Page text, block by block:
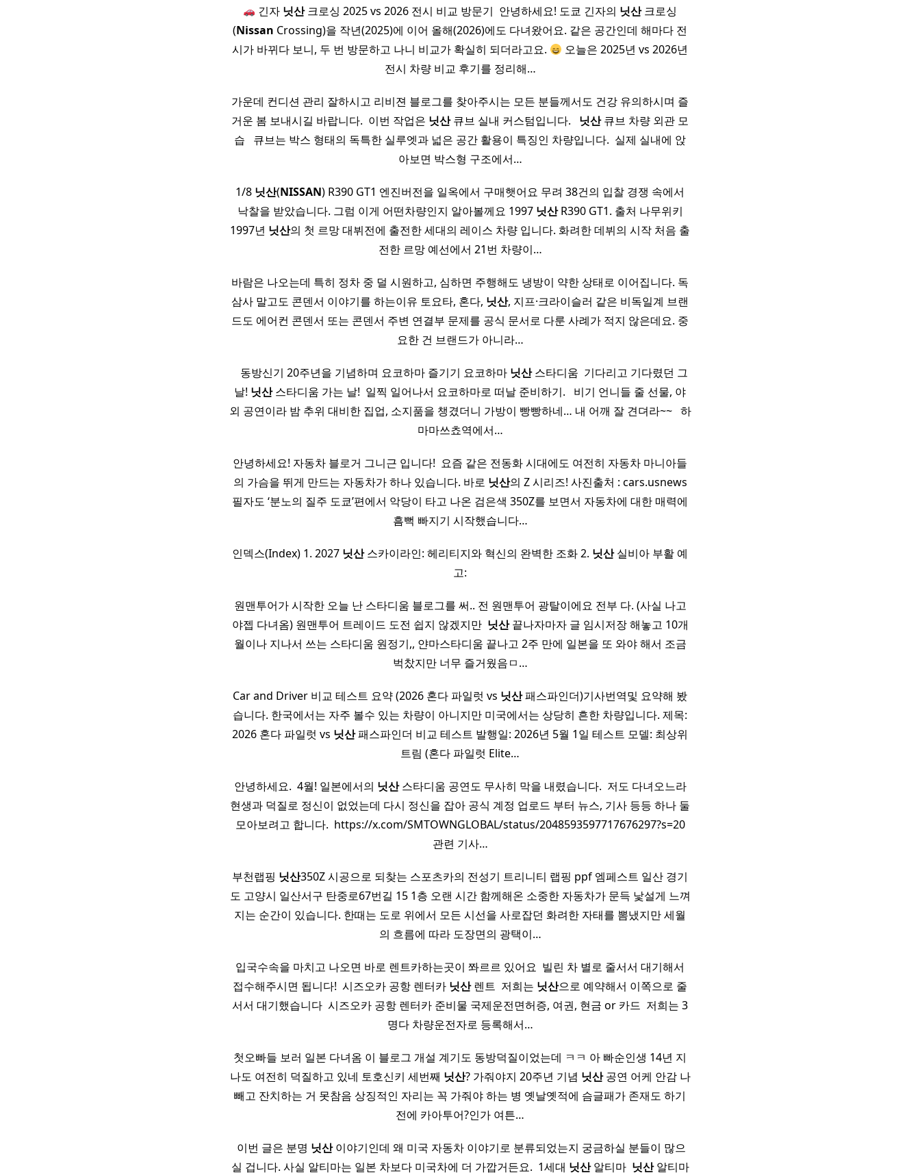
긴자 닛산크로싱 2025 vs 2026 전시 비교 방문기 ​ 안녕하세요! 도쿄 긴자의 닛산크로싱
(Nissan Crossing)을 작년(2025)에 이어 올해(2026)에도 다녀왔어요. 같은 공간인데 해마다 전
시가 바뀌다 보니, 두 번 방문하고 나니 비교가 확실히 되더라고요.
오늘은 2025년 vs 2026년
전시 차량 비교 후기를 정리해…
가운데 컨디션 관리 잘하시고 리비젼 블로그를 찾아주시는 모든 분들께서도 건강 유의하시며 즐
거운 봄 보내시길 바랍니다. ​ 이번 작업은 닛산큐브 실내 커스텀입니다. ​ ​ 닛산큐브 차량 외관 모
습 ​ ​ 큐브는 박스 형태의 독특한 실루엣과 넓은 공간 활용이 특징인 차량입니다. ​ 실제 실내에 앉
아보면 박스형 구조에서…
1/8 닛산(NISSAN) R390 GT1 엔진버전을 일옥에서 구매햇어요 무려 38건의 입찰 경쟁 속에서
낙찰을 받았습니다. 그럼 이게 어떤차량인지 알아볼께요 1997 닛산R390 GT1. 출처 나무위키
1997년 닛산의 첫 르망 대뷔전에 출전한 세대의 레이스 차량 입니다. 화려한 데뷔의 시작 처음 출
전한 르망 예선에서 21번 차량이…
바람은 나오는데 특히 정차 중 덜 시원하고, 심하면 주행해도 냉방이 약한 상태로 이어집니다. 독
삼사 말고도 콘덴서 이야기를 하는이유 토요타, 혼다, 닛산, 지프·크라이슬러 같은 비독일계 브랜
드도 에어컨 콘덴서 또는 콘덴서 주변 연결부 문제를 공식 문서로 다룬 사례가 적지 않은데요. 중
요한 건 브랜드가 아니라…
​ ​ ​ 동방신기 20주년을 기념하며 요코하마 즐기기 요코하마 닛산스타디움 ​ 기다리고 기다렸던 그
날! 닛산스타디움 가는 날! ​ 일찍 일어나서 요코하마로 떠날 준비하기. ​ ​ 비기 언니들 줄 선물, 야
외 공연이라 밤 추위 대비한 집업, 소지품을 챙겼더니 가방이 빵빵하네… 내 어깨 잘 견뎌라~~ ​ ​ 하
마마쓰쵸역에서…
안녕하세요! 자동차 블로거 그니근 입니다! ​ 요즘 같은 전동화 시대에도 여전히 자동차 마니아들
의 가슴을 뛰게 만드는 자동차가 하나 있습니다. 바로 닛산의 Z 시리즈! 사진출처 : cars.usnews
필자도 ‘분노의 질주 도쿄’편에서 악당이 타고 나온 검은색 350Z를 보면서 자동차에 대한 매력에
흠뻑 빠지기 시작했습니다…
인덱스(Index) 1. 2027 닛산스카이라인: 헤리티지와 혁신의 완벽한 조화 2. 닛산실비아 부활 예
고:
원맨투어가 시작한 오늘 난 스타디움 블로그를 써.. 전 원맨투어 광탈이에요 전부 다. (사실 나고
야젭 다녀옴) 원맨투어 트레이드 도전 쉽지 않겠지만 ​ 닛산끝나자마자 글 임시저장 해놓고 10개
월이나 지나서 쓰는 스타디움 원정기,, 얀마스타디움 끝나고 2주 만에 일본을 또 와야 해서 조금
벅찼지만 너무 즐거웠음ㅁ…
Car and Driver 비교 테스트 요약 (2026 혼다 파일럿 vs 닛산패스파인더)기사번역및 요약해 봤
습니다. 한국에서는 자주 볼수 있는 차량이 아니지만 미국에서는 상당히 흔한 차량입니다. 제목:
2026 혼다 파일럿 vs 닛산패스파인더 비교 테스트 발행일: 2026년 5월 1일 테스트 모델: 최상위
트림 (혼다 파일럿 Elite…
안녕하세요. ​ 4월! 일본에서의 닛산스타디움 공연도 무사히 막을 내렸습니다. ​ 저도 다녀오느라
현생과 덕질로 정신이 없었는데 다시 정신을 잡아 공식 계정 업로드 부터 뉴스, 기사 등등 하나 둘
모아보려고 합니다. ​ https://x.com/SMTOWNGLOBAL/status/2048593597717676297?s=20
관련 기사…
부천랩핑 닛산350Z 시공으로 되찾는 스포츠카의 전성기 트리니티 랩핑 ppf 엠페스트 일산 경기
도 고양시 일산서구 탄중로67번길 15 1층 오랜 시간 함께해온 소중한 자동차가 문득 낯설게 느껴
지는 순간이 있습니다. 한때는 도로 위에서 모든 시선을 사로잡던 화려한 자태를 뽐냈지만 세월
의 흐름에 따라 도장면의 광택이…
입국수속을 마치고 나오면 바로 렌트카하는곳이 쫘르르 있어요 ​ 빌린 차 별로 줄서서 대기해서
접수해주시면 됩니다! ​ 시즈오카 공항 렌터카 닛산렌트 ​ 저희는 닛산으로 예약해서 이쪽으로 줄
서서 대기했습니다 ​ 시즈오카 공항 렌터카 준비물 국제운전면허증, 여권, 현금 or 카드 ​ 저희는 3
명다 차량운전자로 등록해서…
첫오빠들 보러 일본 다녀옴 이 블로그 개설 계기도 동방덕질이었는데 ㅋㅋ 아 빠순인생 14년 지
나도 여전히 덕질하고 있네 토호신키 세번째 닛산? 가줘야지 20주년 기념 닛산공연 어케 안감 나
빼고 잔치하는 거 못참음 상징적인 자리는 꼭 가줘야 하는 병 옛날옛적에 슴글패가 존재도 하기
전에 카아투어?인가 여튼…
​ 이번 글은 분명 닛산이야기인데 왜 미국 자동차 이야기로 분류되었는지 궁금하실 분들이 많으
실 겁니다. 사실 알티마는 일본 차보다 미국차에 더 가깝거든요. ​ 1세대 닛산알티마 ​ 닛산알티마